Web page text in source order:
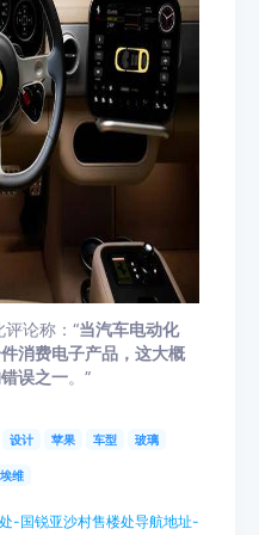
评论称：“当汽车电动化
消费电子产品，这大概
误之一。”
设计 苹果 车型 玻璃
维
-国锐亚沙村售楼处导航地址-